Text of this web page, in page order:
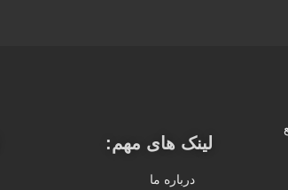
لینک های مهم:
درباره ما